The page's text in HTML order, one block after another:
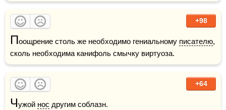
+98
Поощрение столь же необходимо гениальному писателю,
сколь необходима канифоль смычку виртуоза.
+64
Чужой нос другим соблазн.